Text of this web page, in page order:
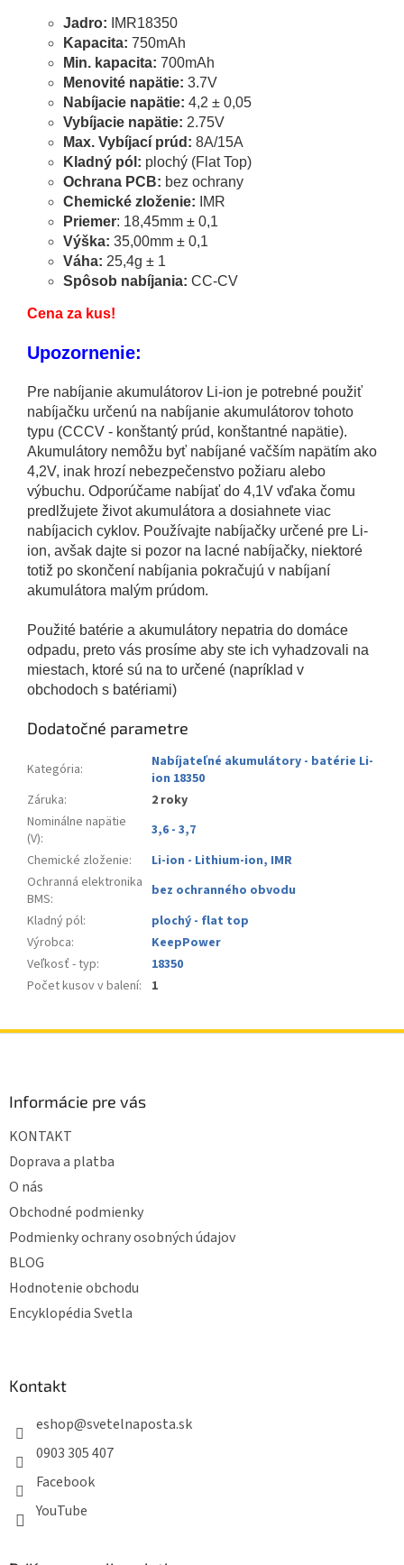
Jadro:
IMR18350
Kapacita: 750mAh
Min. kapacita: 700mAh
Menovité napätie: 3.7V
Nabíjacie napätie: 4,2 ± 0,05
Vybíjacie napätie: 2.75V
Max. Vybíjací prúd: 8A/15A
Kladný pól: plochý (Flat Top)
Ochrana PCB: bez ochrany
Chemické zloženie: IMR
Priemer: 18,45mm ± 0,1
Výška: 35,00mm ± 0,1
Váha: 25,4g ± 1
Spôsob nabíjania: CC-CV
Cena za kus!
Upozornenie:
Pre nabíjanie akumulátorov Li-ion je potrebné použiť
nabíjačku určenú na nabíjanie akumulátorov tohoto
typu (CCCV - konštantý prúd, konštantné napätie).
Akumulátory nemôžu byť nabíjané vačším napätím ako
4,2V, inak hrozí nebezpečenstvo požiaru alebo
výbuchu. Odporúčame nabíjať do 4,1V vďaka čomu
predlžujete život akumulátora a dosiahnete viac
nabíjacich cyklov. Používajte nabíjačky určené pre Li-
ion, avšak dajte si pozor na lacné nabíjačky, niektoré
totiž po skončení nabíjania pokračujú v nabíjaní
akumulátora malým prúdom.
Použité batérie a akumulátory nepatria do domáce
odpadu, preto vás prosíme aby ste ich vyhadzovali na
miestach, ktoré sú na to určené (napríklad v
obchodoch s batériami)
Dodatočné parametre
Kategória:
Nabíjateľné akumulátory - batérie Li-
ion 18350
Záruka:
2 roky
Nominálne napätie
(V):
3,6 - 3,7
Chemické zloženie:
Li-ion - Lithium-ion, IMR
Ochranná elektronika
BMS:
bez ochranného obvodu
Kladný pól:
plochý - flat top
Výrobca:
KeepPower
Veľkosť - typ:
18350
Počet kusov v balení: 1
Informácie pre vás
KONTAKT
Doprava a platba
O nás
Obchodné podmienky
Podmienky ochrany osobných údajov
BLOG
Hodnotenie obchodu
Encyklopédia Svetla
Kontakt
eshop@svetelnaposta.sk
0903 305 407
Facebook
YouTube